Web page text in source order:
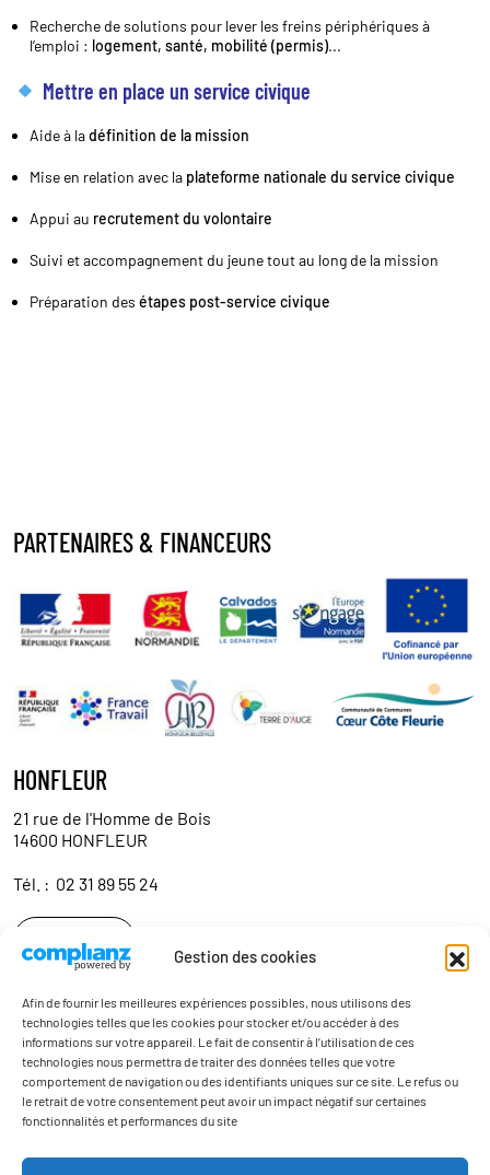
Gestion des cookies
Afin de fournir les meilleures expériences possibles, nous utilisons des
technologies telles que les cookies pour stocker et/ou accéder à des
informations sur votre appareil. Le fait de consentir à l’utilisation de ces
technologies nous permettra de traiter des données telles que votre
comportement de navigation ou des identifiants uniques sur ce site. Le refus ou
le retrait de votre consentement peut avoir un impact négatif sur certaines
fonctionnalités et performances du site
Recherche de solutions pour lever les freins périphériques à
l’emploi : logement, santé, mobilité (permis)...
Mettre en place un service civique
Aide à ladéfinition de la mission
Mise en relation avec la plateforme nationale du service civique
Appui au recrutement du volontaire
Suivi et accompagnement du jeune tout au long de la mission
Préparation des étapes post-service civique
PARTENAIRES & FINANCEURS
HONFLEUR
21 rue de l'Homme de Bois
14600 HONFLEUR
Tél. : 02 31 89 55 24
Contact